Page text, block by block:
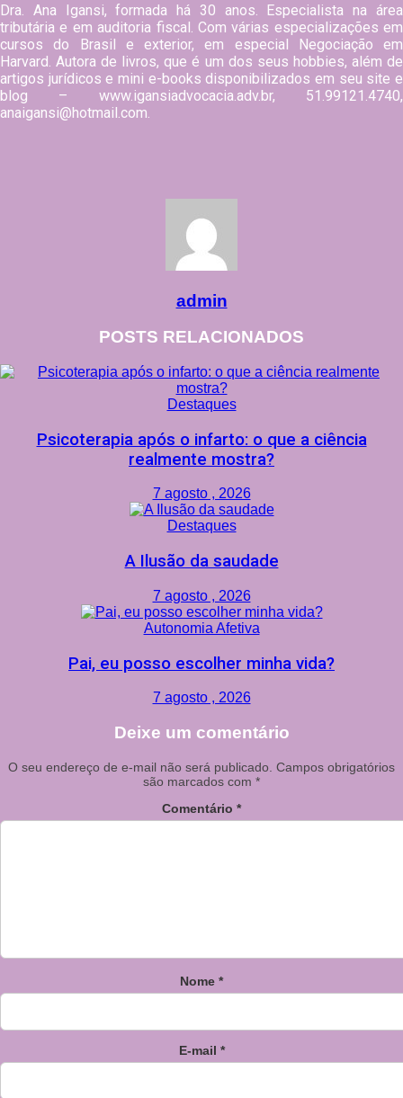
Dra. Ana Igansi, formada há 30 anos. Especialista na área
tributária e em auditoria fiscal. Com várias especializações em
cursos do Brasil e exterior, em especial Negociação em
Harvard. Autora de livros, que é um dos seus hobbies, além de
artigos jurídicos e mini e-books disponibilizados em seu site e
blog – www.igansiadvocacia.adv.br, 51.99121.4740,
anaigansi@hotmail.com.
admin
POSTS RELACIONADOS
Destaques
Psicoterapia após o infarto: o que a ciência
realmente mostra?
7 agosto , 2026
Destaques
A Ilusão da saudade
7 agosto , 2026
Autonomia Afetiva
Pai, eu posso escolher minha vida?
7 agosto , 2026
Deixe um comentário
O seu endereço de e-mail não será publicado. Campos obrigatórios
são marcados com *
Comentário *
Nome *
E-mail *